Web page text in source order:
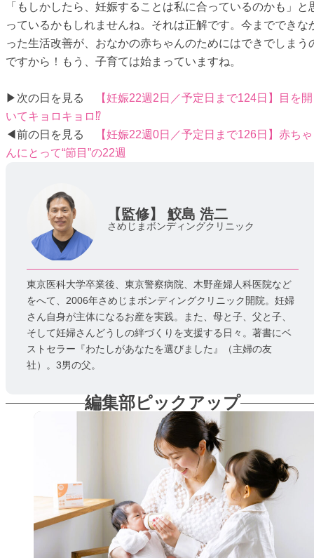
「もしかしたら、妊娠することは私に合っているのかも」と
っているかもしれませんね。それは正解です。今までできな
った生活改善が、おなかの赤ちゃんのためにはできでしまう
ですから！もう、子育ては始まっていますね。
▶次の日を見る
【妊娠22週2日／予定日まで124日】目を開
いてキョロキョロ⁉
◀前の日を見る
【妊娠22週0日／予定日まで126日】赤ちゃ
んにとって“節目”の22週
【監修】 鮫島 浩二
さめじまボンディングクリニック
東京医科大学卒業後、東京警察病院、木野産婦人科医院など
をへて、2006年さめじまボンディングクリニック開院。妊婦
さん自身が主体になるお産を実践。また、母と子、父と子、
そして妊婦さんどうしの絆づくりを支援する日々。著書にベ
ストセラー『わたしがあなたを選びました』（主婦の友
社）。3男の父。
編集部ピックアップ